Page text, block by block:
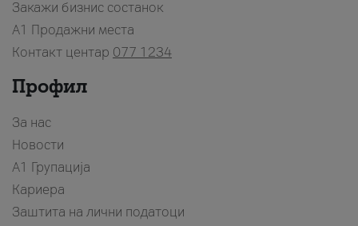
Закажи бизнис состанок
A1 Продажни места
Контакт центар 077 1234
Профил
За нас
Новости
А1 Групација
Кариера
Заштита на лични податоци